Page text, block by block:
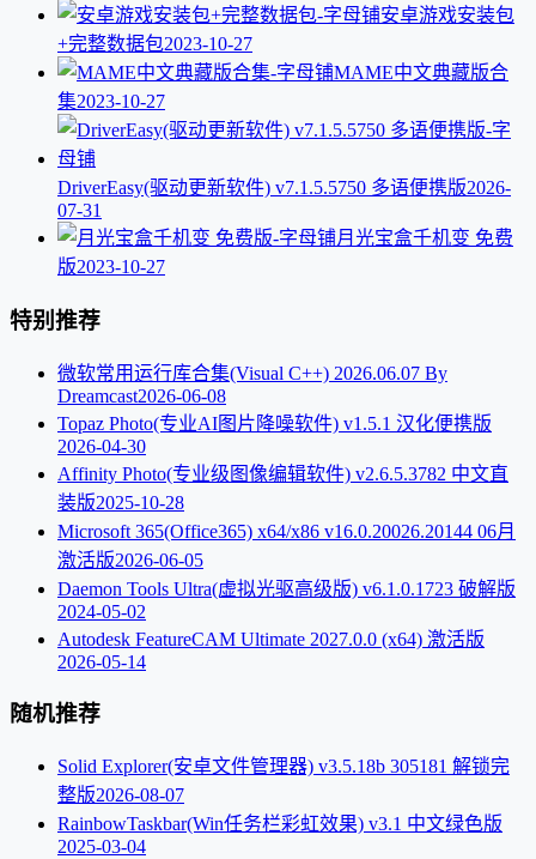
安卓游戏安装包
+完整数据包2023-10-27
MAME中文典藏版合
集2023-10-27
DriverEasy(驱动更新软件) v7.1.5.5750 多语便携版2026-
07-31
月光宝盒千机变 免费
版2023-10-27
特别推荐
微软常用运行库合集(Visual C++) 2026.06.07 By
Dreamcast2026-06-08
Topaz Photo(专业AI图片降噪软件) v1.5.1 汉化便携版
2026-04-30
Affinity Photo(专业级图像编辑软件) v2.6.5.3782 中文直
装版2025-10-28
Microsoft 365(Office365) x64/x86 v16.0.20026.20144 06月
激活版2026-06-05
Daemon Tools Ultra(虚拟光驱高级版) v6.1.0.1723 破解版
2024-05-02
Autodesk FeatureCAM Ultimate 2027.0.0 (x64) 激活版
2026-05-14
随机推荐
Solid Explorer(安卓文件管理器) v3.5.18b 305181 解锁完
整版2026-08-07
RainbowTaskbar(Win任务栏彩虹效果) v3.1 中文绿色版
2025-03-04